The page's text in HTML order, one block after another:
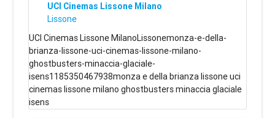
UCI Cinemas Lissone Milano
Lissone
UCI Cinemas Lissone MilanoLissonemonza-e-della-
brianza-lissone-uci-cinemas-lissone-milano-
ghostbusters-minaccia-glaciale-
isens1185350467938monza e della brianza lissone uci
cinemas lissone milano ghostbusters minaccia glaciale
isens